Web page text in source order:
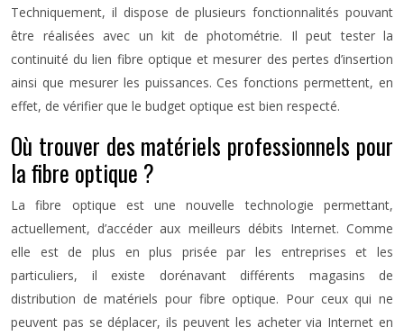
Techniquement, il dispose de plusieurs fonctionnalités pouvant
être réalisées avec un kit de photométrie. Il peut tester la
continuité du lien fibre optique et mesurer des pertes d’insertion
ainsi que mesurer les puissances. Ces fonctions permettent, en
effet, de vérifier que le budget optique est bien respecté.
Où trouver des matériels professionnels pour
la fibre optique ?
La fibre optique est une nouvelle technologie permettant,
actuellement, d’accéder aux meilleurs débits Internet. Comme
elle est de plus en plus prisée par les entreprises et les
particuliers, il existe dorénavant différents magasins de
distribution de matériels pour fibre optique. Pour ceux qui ne
peuvent pas se déplacer, ils peuvent les acheter via Internet en